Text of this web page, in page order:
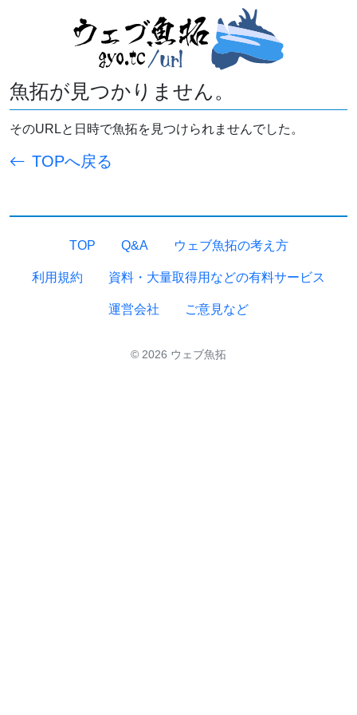
魚拓が見つかりません。
そのURLと日時で魚拓を見つけられませんでした。
TOPへ戻る
TOP Q&A ウェブ魚拓の考え方
利用規約 資料・大量取得用などの有料サービス
運営会社 ご意見など
© 2026 ウェブ魚拓